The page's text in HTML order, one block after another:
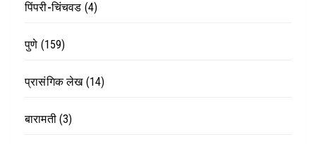
पिंपरी-चिंचवड (4)
पुणे (159)
प्रासंगिक लेख(14)
बारामती(3)